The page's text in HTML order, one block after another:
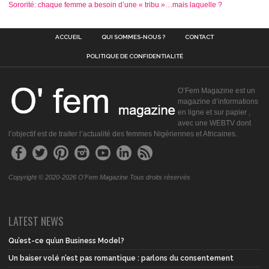
Sororité: chaque femme a besoin d’une « tribu »…mais laquelle ?
ACCUEIL QUI SOMMES-NOUS ? CONTACT
POLITIQUE DE CONFIDENTIALITÉ
O’Fem Magazine est un
magazine d’informations
en ligne et sur papier ,
avec une WEBTV dont
l’objectif est de traiter l’actualité des femmes Nigériennes et Africaines.
Copyright © 2020-2026 O'Fem Magazine Tous droits réservés
LATEST NEWS
Qu’est-ce qu’un Business Model?
Un baiser volé n’est pas romantique : parlons du consentement